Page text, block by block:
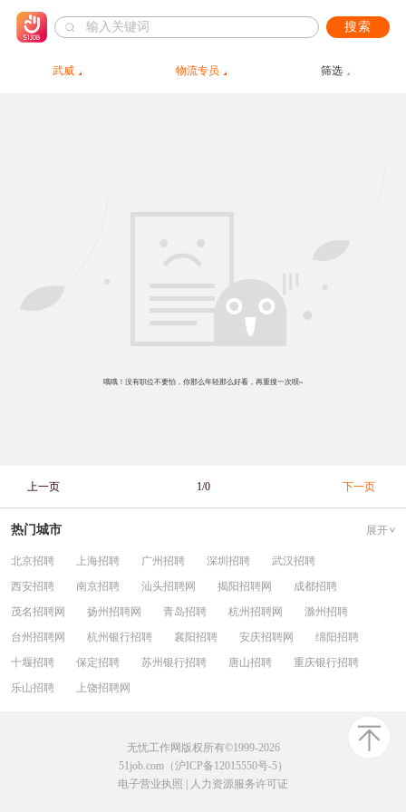
搜索
武威 物流专员 筛选
哦哦！没有职位不要怕，你那么年轻那么好看，再重搜一次呗~
上一页 1/0 下一页
热门城市 展开
北京招聘 上海招聘 广州招聘 深圳招聘
武汉招聘
西安招聘
南京招聘 汕头招聘网 揭阳招聘网
成都招聘
茂名招聘网
扬州招聘网 青岛招聘 杭州招聘网
滁州招聘
台州招聘网
杭州银行招聘 襄阳招聘 安庆招聘网
绵阳招聘
十堰招聘
保定招聘 苏州银行招聘 唐山招聘
重庆银行招聘
乐山招聘
上饶招聘网
无忧工作网版权所有©1999-2026
51job.com（沪ICP备12015550号-5）
电子营业执照
人力资源服务许可证